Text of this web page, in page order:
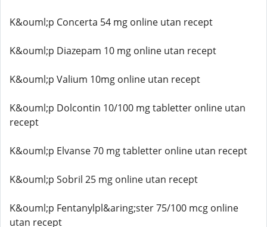
K&ouml;p Concerta 54 mg online utan recept
K&ouml;p Diazepam 10 mg online utan recept
K&ouml;p Valium 10mg online utan recept
K&ouml;p Dolcontin 10/100 mg tabletter online utan
recept
K&ouml;p Elvanse 70 mg tabletter online utan recept
K&ouml;p Sobril 25 mg online utan recept
K&ouml;p Fentanylpl&aring;ster 75/100 mcg online
utan recept